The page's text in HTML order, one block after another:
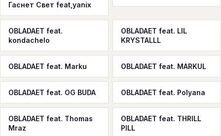
Гаснет Свет feat,yanix
OBLADAET feat.
kondachelo
OBLADAET feat. LIL
KRYSTALLL
OBLADAET feat. Marku OBLADAET feat. MARKUL
OBLADAET feat. OG BUDA OBLADAET feat. Polyana
OBLADAET feat. Thomas
Mraz
OBLADAET feat. THRILL
PILL